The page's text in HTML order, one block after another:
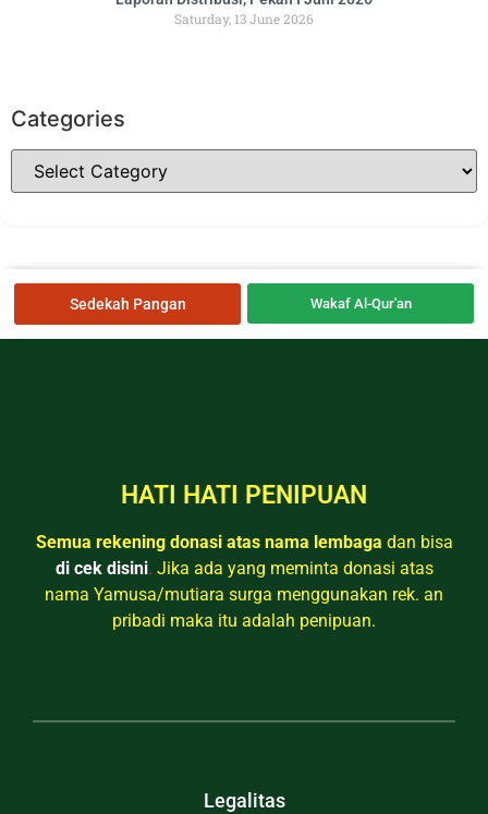
Saturday, 13 June 2026
Categories
Sedekah Pangan Wakaf Al-Qur'an
HATI HATI PENIPUAN
Semua rekening donasi atas nama lembaga dan bisa
di cek disini. Jika ada yang meminta donasi atas
nama Yamusa/mutiara surga menggunakan rek. an
pribadi maka itu adalah penipuan.
Legalitas